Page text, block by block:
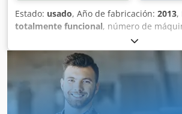
Estado: usado, Año de fabricación: 2013,
totalmente funcional, número de
, Oferta No.: M60I/8629 Tipo
Marca: SKAKO Tipo: LTD100/0234CSSL
dimensions: 820x540x70 Dcjdpfx Aajwi Sv
capacidad: 1 to alfura útal: 2337 mm